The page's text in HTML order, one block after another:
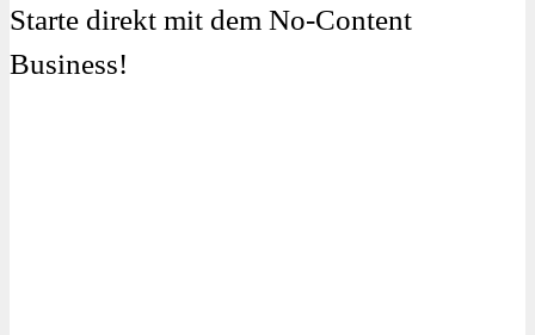
Starte direkt mit dem No-Content
Business!